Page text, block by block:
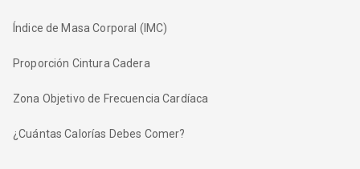
Índice de Masa Corporal (IMC)
Proporción Cintura Cadera
Zona Objetivo de Frecuencia Cardíaca
¿Cuántas Calorías Debes Comer?